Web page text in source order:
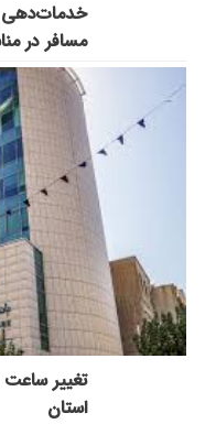
مسافر در
استان